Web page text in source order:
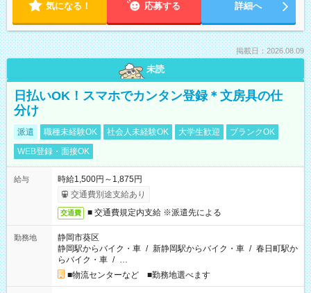
気になる！ 応募する 詳細へ
掲載日：2026.08.09
未読
日払いOK！スマホでカンタン登録＊文房具の仕
分け
派遣 職種未経験OK 社会人未経験OK 大学生歓迎
ブランクOK
WEB登録・面接OK
給与
時給1,500円～1,875円
交通費別途支給あり
交通費 ■ 交通費規定内支給 ※派遣先による
勤務地
静岡市葵区
静岡駅からバイク・車 / 新静岡駅からバイク・車 / 春日町駅か
らバイク・車 / …
■物流センターなど ■勤務地選べます